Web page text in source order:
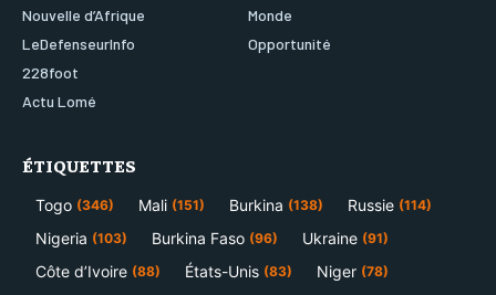
Nouvelle d’Afrique
LeDefenseurInfo
228foot
Actu Lomé
Monde
Opportunité
ÉTIQUETTES
Togo (346) Mali (151) Burkina (138) Russie (114)
Nigeria (103) Burkina Faso (96) Ukraine (91)
Côte d’Ivoire (88) États-Unis (83) Niger (78)